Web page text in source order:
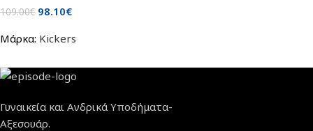
109.00€ 98.10€
Μάρκα: Kickers
Γυναικεία και Ανδρικά Υποδήματα-
Αξεσουάρ.